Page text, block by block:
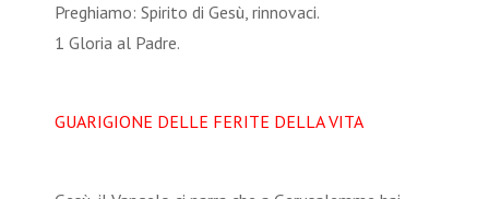
Preghiamo: Spirito di Gesù, rinnovaci.
1 Gloria al Padre.
GUARIGIONE DELLE FERITE DELLA VITA